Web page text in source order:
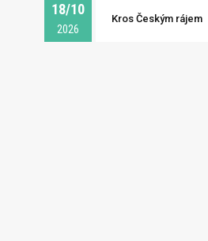
18/10
2026
Kros Českým rájem